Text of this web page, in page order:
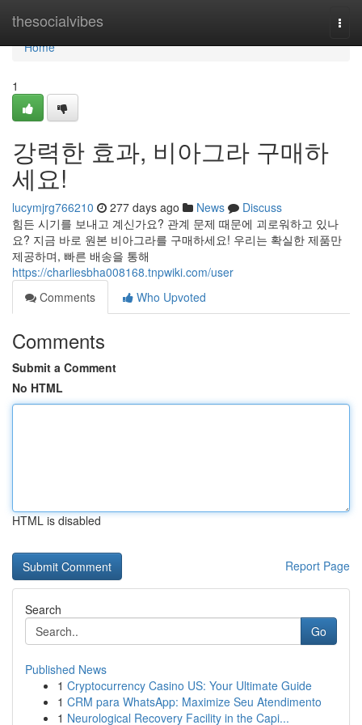
thesocialvibes
Home
Home
1
강력한 효과, 비아그라 구매하
세요!
lucymjrg766210 277 days ago News
Discuss
힘든 시기를 보내고 계신가요? 관계 문제 때문에 괴로워하고 있나
요? 지금 바로 원본 비아그라를 구매하세요! 우리는 확실한 제품만
제공하며, 빠른 배송을 통해
https://charliesbha008168.tnpwiki.com/user
Comments
Who Upvoted
Comments
Submit a Comment
No HTML
HTML is disabled
Report Page
Search
Go
Published News
1 Cryptocurrency Casino US: Your Ultimate Guide
1 CRM para WhatsApp: Maximize Seu Atendimento
1 Neurological Recovery Facility in the Capi...